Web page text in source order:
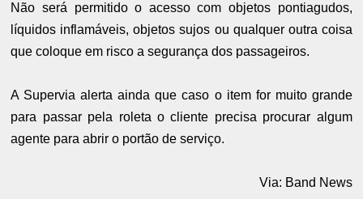
Não será permitido o acesso com objetos pontiagudos,
líquidos inflamáveis, objetos sujos ou qualquer outra coisa
que coloque em risco a segurança dos passageiros.
A Supervia alerta ainda que caso o item for muito grande
para passar pela roleta o cliente precisa procurar algum
agente para abrir o portão de serviço.
Via: Band News